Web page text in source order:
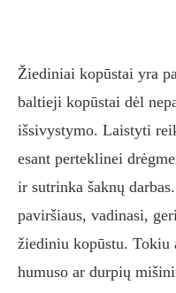
Žiediniai kopūstai yra
baltieji kopūstai dėl
išsivystymo. Laistyti
esant perteklinei
ir sutrinka šaknų
paviršiaus, vadinasi,
žiediniu kopūstu. Tokiu
humuso ar durpių